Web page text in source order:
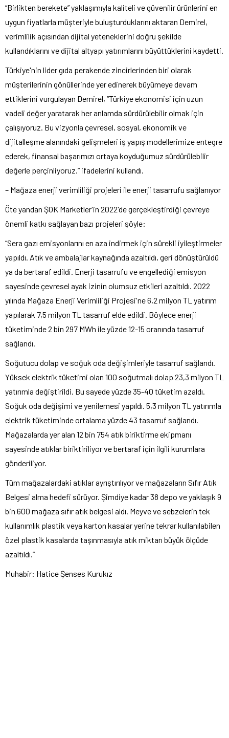
“Birlikten berekete” yaklaşımıyla kaliteli ve güvenilir ürünlerini en
uygun fiyatlarla müşteriyle buluşturduklarını aktaran Demirel,
verimlilik açısından dijital yeteneklerini doğru şekilde
kullandıklarını ve dijital altyapı yatırımlarını büyüttüklerini kaydetti.
Türkiye'nin lider gıda perakende zincirlerinden biri olarak
müşterilerinin gönüllerinde yer edinerek büyümeye devam
ettiklerini vurgulayan Demirel, “Türkiye ekonomisi için uzun
vadeli değer yaratarak her anlamda sürdürülebilir olmak için
çalışıyoruz. Bu vizyonla çevresel, sosyal, ekonomik ve
dijitalleşme alanındaki gelişmeleri iş yapış modellerimize entegre
ederek, finansal başarımızı ortaya koyduğumuz sürdürülebilir
değerle perçinliyoruz.” ifadelerini kullandı.
– Mağaza enerji verimliliği projeleri ile enerji tasarrufu sağlanıyor
Öte yandan ŞOK Marketler'in 2022'de gerçekleştirdiği çevreye
önemli katkı sağlayan bazı projeleri şöyle:
“Sera gazı emisyonlarını en aza indirmek için sürekli iyileştirmeler
yapıldı. Atık ve ambalajlar kaynağında azaltıldı, geri dönüştürüldü
ya da bertaraf edildi. Enerji tasarrufu ve engellediği emisyon
sayesinde çevresel ayak izinin olumsuz etkileri azaltıldı. 2022
yılında Mağaza Enerji Verimliliği Projesi'ne 6,2 milyon TL yatırım
yapılarak 7,5 milyon TL tasarruf elde edildi. Böylece enerji
tüketiminde 2 bin 297 MWh ile yüzde 12-15 oranında tasarruf
sağlandı.
Soğutucu dolap ve soğuk oda değişimleriyle tasarruf sağlandı.
Yüksek elektrik tüketimi olan 100 soğutmalı dolap 23,3 milyon TL
yatırımla değiştirildi. Bu sayede yüzde 35-40 tüketim azaldı.
Soğuk oda değişimi ve yenilemesi yapıldı. 5,3 milyon TL yatırımla
elektrik tüketiminde ortalama yüzde 43 tasarruf sağlandı.
Mağazalarda yer alan 12 bin 754 atık biriktirme ekipmanı
sayesinde atıklar biriktiriliyor ve bertaraf için ilgili kurumlara
gönderiliyor.
Tüm mağazalardaki atıklar ayrıştırılıyor ve mağazaların Sıfır Atık
Belgesi alma hedefi sürüyor. Şimdiye kadar 38 depo ve yaklaşık 9
bin 600 mağaza sıfır atık belgesi aldı. Meyve ve sebzelerin tek
kullanımlık plastik veya karton kasalar yerine tekrar kullanılabilen
özel plastik kasalarda taşınmasıyla atık miktarı büyük ölçüde
azaltıldı.”
Muhabir: Hatice Şenses Kurukız